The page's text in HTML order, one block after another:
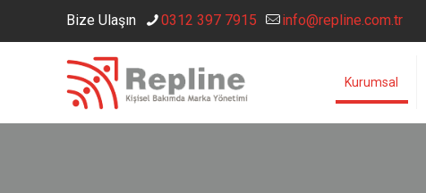
Bize Ulaşın 0312 397 7915 info@repline.com.tr
Kurumsal